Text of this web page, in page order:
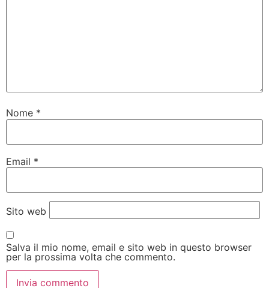
Nome *
Email *
Sito web
Salva il mio nome, email e sito web in questo browser
per la prossima volta che commento.